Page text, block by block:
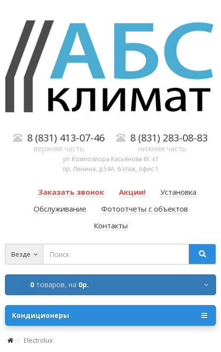
8 (831) 413-07-46
верхняя часть
8 (831) 283-08-83
нижняя часть
ул. Композиора Касьянова 6г. к1
пр. Ленина, д.54А, 6 этаж, офис 1
Заказать звонок Акции!
Установка
Обслуживание
Фотоотчеты с объектов
Контакты
Везде
0 товаров, на 0р.
Кондиционеры
Electrolux